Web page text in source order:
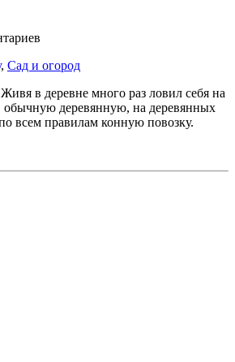
, Сад и огород
Живя в деревне много раз ловил себя на
обычную деревянную, на деревянных
всем правилам конную повозку.